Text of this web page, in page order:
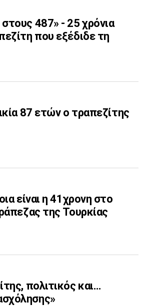
487» - 25 χρόνια
που εξέδιδε τη
87 ετών ο τραπεζίτης
είναι η 41χρονη στο
της Τουρκίας
πολιτικός και…